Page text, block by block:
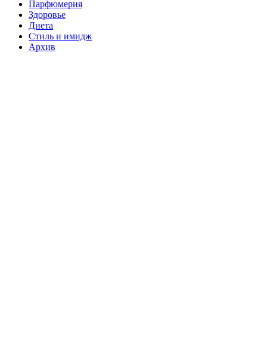
Парфюмерия
Здоровье
Диета
Стиль и имидж
Архив